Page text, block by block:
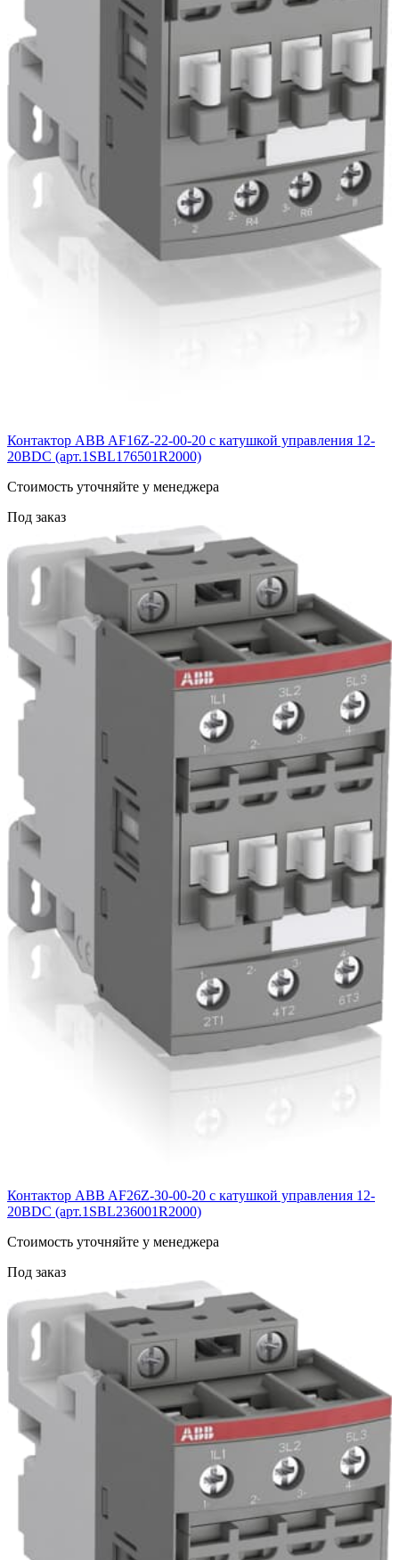
Контактор ABB AF16Z-22-00-20 с катушкой управления 12-
20BDC (арт.1SBL176501R2000)
Cтоимость уточняйте у менеджера
Под заказ
Контактор ABB AF26Z-30-00-20 с катушкой управления 12-
20BDC (арт.1SBL236001R2000)
Cтоимость уточняйте у менеджера
Под заказ